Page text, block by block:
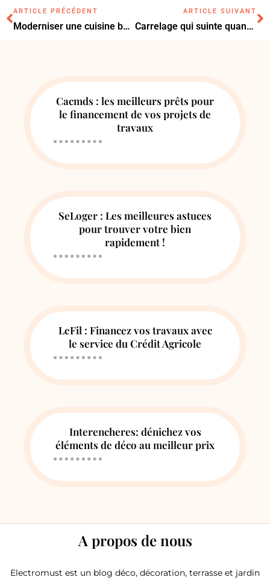
ARTICLE PRÉCÉDENT
Moderniser une cuisine bois : les 9 idées faciles et durables
ARTICLE SUIVANT
Carrelage qui suinte quand il fait chaud : le diagnostic essentiel ?
Cacmds : les meilleurs prêts pour
le financement de vos projets de
travaux
SeLoger : Les meilleures astuces
pour trouver votre bien
rapidement !
LeFil : Financez vos travaux avec
le service du Crédit Agricole
Interencheres: dénichez vos
éléments de déco au meilleur prix
A propos de nous
Electromust est un blog déco, décoration, terrasse et jardin